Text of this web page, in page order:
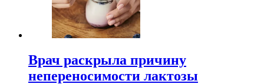
Врач раскрыла причину
непереносимости лактозы